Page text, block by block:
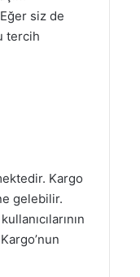
siz de
tercih
Kargo
gelebilir.